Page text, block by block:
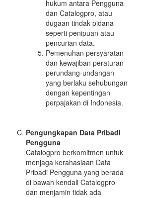
hukum antara Pengguna
dan Catalogpro, atau
dugaan tindak pidana
seperti penipuan atau
pencurian data.
Pemenuhan persyaratan
dan kewajiban peraturan
perundang-undangan
yang berlaku sehubungan
dengan kepentingan
perpajakan di Indonesia.
Pengungkapan Data Pribadi
Pengguna
Catalogpro berkomitmen untuk
menjaga kerahasiaan Data
Pribadi Pengguna yang berada
di bawah kendali Catalogpro
dan menjamin tidak ada